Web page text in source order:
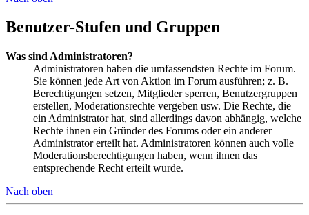
Benutzer-Stufen und Gruppen
Was sind Administratoren?
Administratoren haben die umfassendsten Rechte im Forum.
Sie können jede Art von Aktion im Forum ausführen; z. B.
Berechtigungen setzen, Mitglieder sperren, Benutzergruppen
erstellen, Moderationsrechte vergeben usw. Die Rechte, die
ein Administrator hat, sind allerdings davon abhängig, welche
Rechte ihnen ein Gründer des Forums oder ein anderer
Administrator erteilt hat. Administratoren können auch volle
Moderationsberechtigungen haben, wenn ihnen das
entsprechende Recht erteilt wurde.
Nach oben